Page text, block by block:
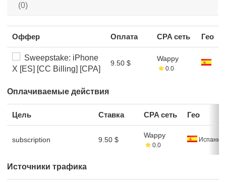
(0)
Оффер Оплата CPA сеть Гео
Sweepstake: iPhone
X [ES] [CC Billing] [CPA]
9.50 $
Wappy
0.0
Оплачиваемые действия
Цель Ставка CPA сеть Гео
subscription 9.50 $
Wappy
0.0
Испания
Источники трафика